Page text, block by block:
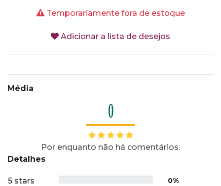
Temporariamente fora de estoque
Adicionar a lista de desejos
Média
0
Por enquanto não há comentários.
Detalhes
5 stars 0%